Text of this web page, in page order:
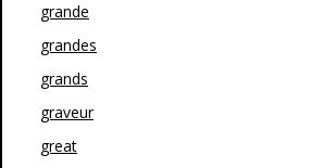
grande
grandes
grands
graveur
great